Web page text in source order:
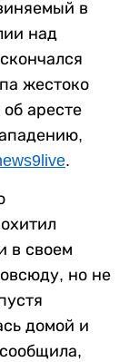
в
над
жестоко
аресте
.
в своем
но не
домой и